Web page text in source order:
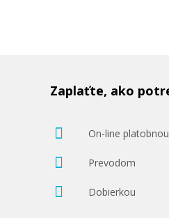
Zaplaťte, ako
On-line
Prevodom
Dobierkou